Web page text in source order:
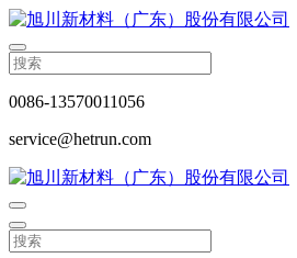
0086-13570011056
service@hetrun.com